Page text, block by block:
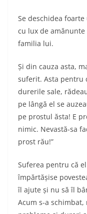
Se deschidea
cu lux de
familia lui.
Și din cauza asta,
suferit. Asta pentru
durerile sale,
pe lângă el se
pe prostul ăsta! E
nimic. Nevastă-sa
prost rău!”
Suferea pentru că
împărtășise
îl ajute și nu să îl
Acum s-a